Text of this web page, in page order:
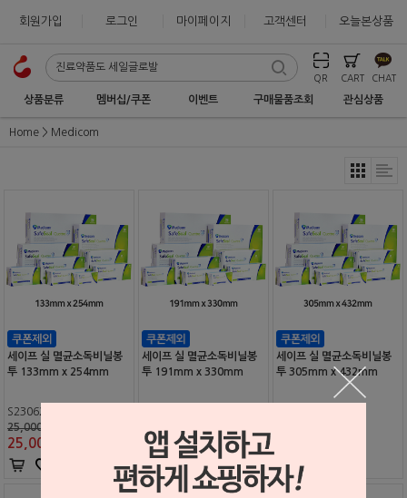
회원가입 로그인 마이페이지 고객센터 오늘본상품
QR CART CHAT
상품분류 멤버십/쿠폰 이벤트 구매물품조회 관심상품
Home Medicom
세이프 실 멸균소독비닐봉
투 133mm x 254mm
S2306200
25,000원
25,000
세이프 실 멸균소독비닐봉
투 191mm x 330mm
45,000원
세이프 실 멸균소독비닐봉
투 305mm x 432mm